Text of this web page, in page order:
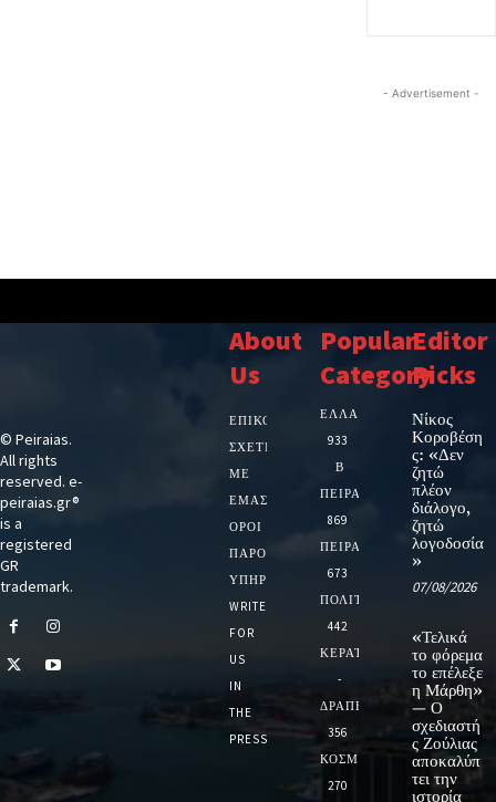
- Advertisement -
© Peiraias.
All rights
reserved. e-
peiraias.gr®
is a
registered
GR
trademark.
About
Us
ΕΠΙΚΟΙΝΩΝΙΑ
ΣΧΕΤΙΚΆ
ΜΕ
ΕΜΆΣ
ΌΡΟΙ
ΠΑΡΟΧΉΣ
ΥΠΗΡΕΣΙΏΝ
WRITE
FOR
US
IN
THE
PRESS
Popular
Category
ΕΛΛΑΔΑ
933
Β
ΠΕΙΡΑΙΑ
869
ΠΕΙΡΑΙΑΣ
673
ΠΟΛΙΤΙΚΗ
442
ΚΕΡΑΤΣΙΝΙ
-
ΔΡΑΠΕΤΣΩΝΑ
356
ΚΟΣΜΟΣ
270
Editor
Picks
Νίκος
Κοροβέση
ς: «Δεν
ζητώ
πλέον
διάλογο,
ζητώ
λογοδοσία
»
07/08/2026
«Τελικά
το φόρεμα
το επέλεξε
η Μάρθη»
— Ο
σχεδιαστή
ς Ζούλιας
αποκαλύπ
τει την
ιστορία